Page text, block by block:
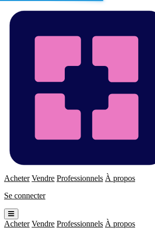
Immo
Acheter Vendre Professionnels À propos
Se connecter
Ouvrir
le
Acheter Vendre Professionnels À propos